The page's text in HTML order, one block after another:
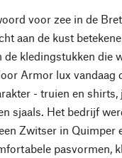
voor zee in de
aan de kust
de kledingstukken die
Armor lux vandaag
- truien en shirts,
sjaals. Het bedrijf
Zwitser in Quimper
pasvormen,